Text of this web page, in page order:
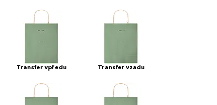
Transfer vpředu Transfer vzadu